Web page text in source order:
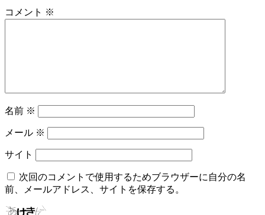
コメント ※
名前 ※
メール ※
サイト
次回のコメントで使用するためブラウザーに自分の名
前、メールアドレス、サイトを保存する。